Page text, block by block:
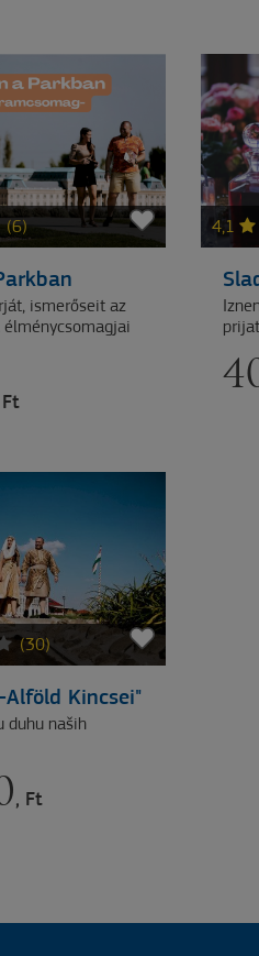
(6)
ismerőseit az
élménycsomagjai
Ft
4,1
(30)
Alföld Kincsei"
duhu naših
, Ft